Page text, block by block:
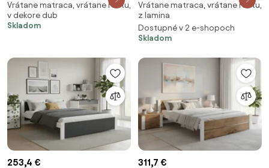
lanýž Rošt: S lamelovým
roštom, Matrac: Matrac DELUXE
10 cm
Vrátane matraca, vrátane roštu,
v dekore dub
Skladom
sonoma Rošt: S latkovým
roštom, Matrac: Matrac
SOMMERA 18 cm
Vrátane matraca, vrátane roštu,
z lamina
Dostupné v 2 e-shopoch
Skladom
253,4 € 311,7 €